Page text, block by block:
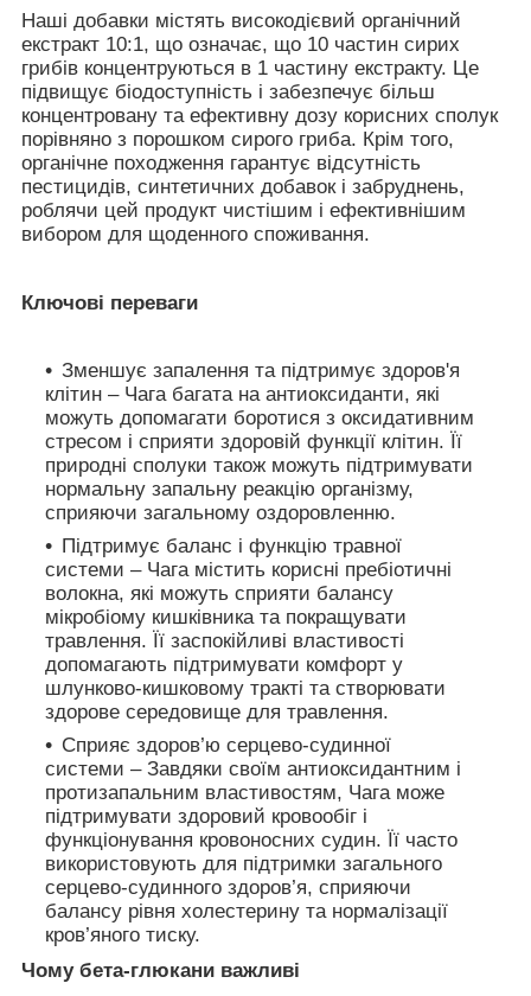
Наші добавки містять високодієвий органічний
екстракт 10:1, що означає, що 10 частин сирих
грибів концентруються в 1 частину екстракту. Це
підвищує біодоступність і забезпечує більш
концентровану та ефективну дозу корисних сполук
порівняно з порошком сирого гриба. Крім того,
органічне походження гарантує відсутність
пестицидів, синтетичних добавок і забруднень,
роблячи цей продукт чистішим і ефективнішим
вибором для щоденного споживання.
Ключові переваги
Зменшує запалення та підтримує здоров'я
клітин – Чага багата на антиоксиданти, які
можуть допомагати боротися з оксидативним
стресом і сприяти здоровій функції клітин. Її
природні сполуки також можуть підтримувати
нормальну запальну реакцію організму,
сприяючи загальному оздоровленню.
Підтримує баланс і функцію травної
системи – Чага містить корисні пребіотичні
волокна, які можуть сприяти балансу
мікробіому кишківника та покращувати
травлення. Її заспокійливі властивості
допомагають підтримувати комфорт у
шлунково-кишковому тракті та створювати
здорове середовище для травлення.
Сприяє здоров’ю серцево-судинної
системи – Завдяки своїм антиоксидантним і
протизапальним властивостям, Чага може
підтримувати здоровий кровообіг і
функціонування кровоносних судин. Її часто
використовують для підтримки загального
серцево-судинного здоров’я, сприяючи
балансу рівня холестерину та нормалізації
кров’яного тиску.
Чому бета-глюкани важливі